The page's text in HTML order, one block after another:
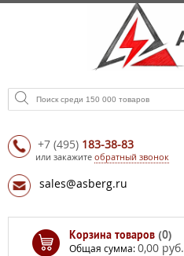
+7 (495) 183-38-83
или закажите обратный звонок
sales@asberg.ru
Корзина товаров (0)
Общая сумма:0,00 руб.